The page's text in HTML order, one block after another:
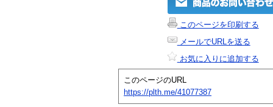
このページを印刷する
メールでURLを送る
お気に入りに追加する
このページのURL
https://plth.me/41077387